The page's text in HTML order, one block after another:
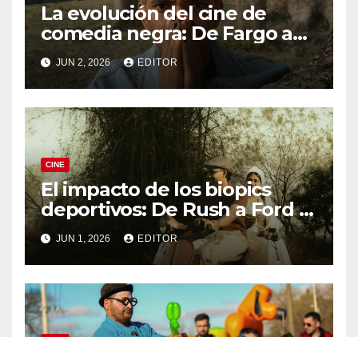
La evolución del cine de
comedia negra: De Fargo a
Knives Out
JUN 2, 2026 EDITOR
CINE
El impacto de los biopics
deportivos: De Rush a Ford v
Ferrari
JUN 1, 2026 EDITOR